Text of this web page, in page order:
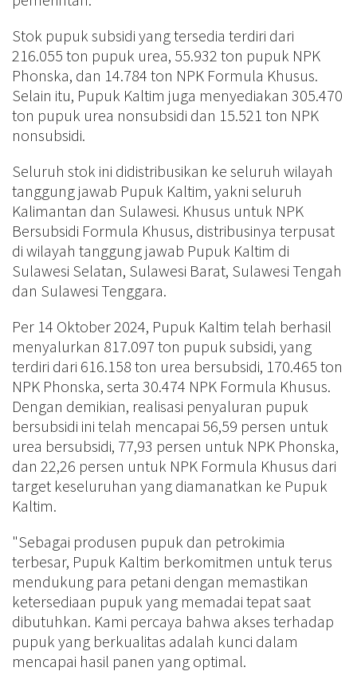
Stok pupuk subsidi yang tersedia terdiri dari
216.055 ton pupuk urea, 55.932 ton pupuk NPK
Phonska, dan 14.784 ton NPK Formula Khusus.
Selain itu, Pupuk Kaltim juga menyediakan 305.470
ton pupuk urea nonsubsidi dan 15.521 ton NPK
nonsubsidi.
Seluruh stok ini didistribusikan ke seluruh wilayah
tanggung jawab Pupuk Kaltim, yakni seluruh
Kalimantan dan Sulawesi. Khusus untuk NPK
Bersubsidi Formula Khusus, distribusinya terpusat
di wilayah tanggung jawab Pupuk Kaltim di
Sulawesi Selatan, Sulawesi Barat, Sulawesi Tengah
dan Sulawesi Tenggara.
Per 14 Oktober 2024, Pupuk Kaltim telah berhasil
menyalurkan 817.097 ton pupuk subsidi, yang
terdiri dari 616.158 ton urea bersubsidi, 170.465 ton
NPK Phonska, serta 30.474 NPK Formula Khusus.
Dengan demikian, realisasi penyaluran pupuk
bersubsidi ini telah mencapai 56,59 persen untuk
urea bersubsidi, 77,93 persen untuk NPK Phonska,
dan 22,26 persen untuk NPK Formula Khusus dari
target keseluruhan yang diamanatkan ke Pupuk
Kaltim.
"Sebagai produsen pupuk dan petrokimia
terbesar, Pupuk Kaltim berkomitmen untuk terus
mendukung para petani dengan memastikan
ketersediaan pupuk yang memadai tepat saat
dibutuhkan. Kami percaya bahwa akses terhadap
pupuk yang berkualitas adalah kunci dalam
mencapai hasil panen yang optimal.